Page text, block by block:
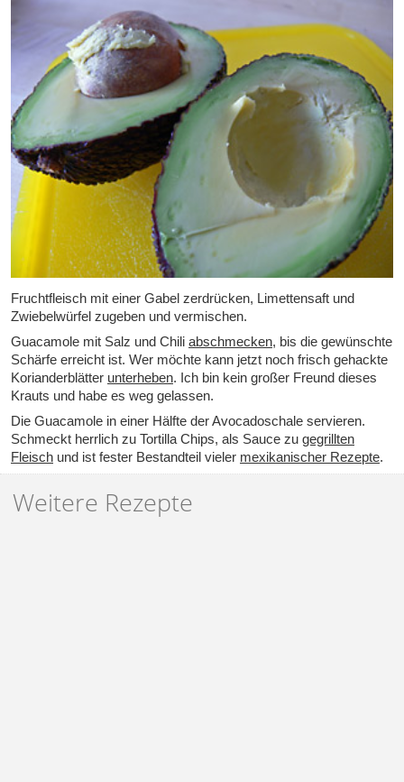
Fruchtfleisch mit einer Gabel zerdrücken, Limettensaft und
Zwiebelwürfel zugeben und vermischen.
Guacamole mit Salz und Chili abschmecken, bis die gewünschte
Schärfe erreicht ist. Wer möchte kann jetzt noch frisch gehackte
Korianderblätter unterheben. Ich bin kein großer Freund dieses
Krauts und habe es weg gelassen.
Die Guacamole in einer Hälfte der Avocadoschale servieren.
Schmeckt herrlich zu Tortilla Chips, als Sauce zu gegrillten
Fleisch und ist fester Bestandteil vieler mexikanischer Rezepte.
Weitere Rezepte